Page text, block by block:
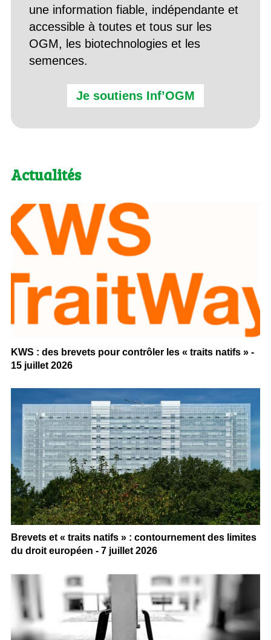
une information fiable, indépendante et
accessible à toutes et tous sur les
OGM, les biotechnologies et les
semences.
Je soutiens Inf’OGM
Actualités
KWS : des brevets pour contrôler les « traits natifs » -
15 juillet 2026
Brevets et « traits natifs » : contournement des limites
du droit européen - 7 juillet 2026